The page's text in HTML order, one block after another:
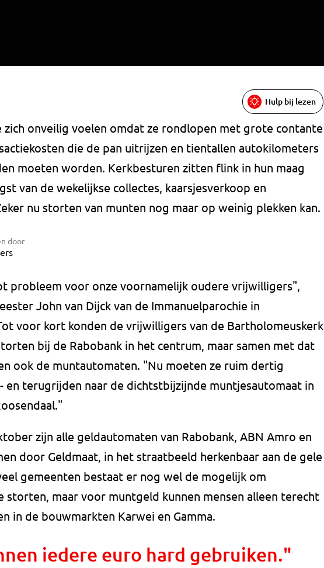
Hulp bij lezen
onveilig voelen omdat ze rondlopen met grote contante
die de pan uitrijzen en tientallen autokilometers
moeten worden. Kerkbesturen zitten flink in hun maag
van de wekelijkse collectes, kaarsjesverkoop en
nu storten van munten nog maar op weinig plekken kan.
door
probleem voor onze voornamelijk oudere vrijwilligers",
John van Dijck van de Immanuelparochie in
voor kort konden de vrijwilligers van de Bartholomeuskerk
bij de Rabobank in het centrum, maar samen met dat
ook de muntautomaten. "Nu moeten ze ruim dertig
en terugrijden naar de dichtstbijzijnde muntjesautomaat in
zijn alle geldautomaten van Rabobank, ABN Amro en
door Geldmaat, in het straatbeeld herkenbaar aan de gele
gemeenten bestaat er nog wel de mogelijk om
storten, maar voor muntgeld kunnen mensen alleen terecht
in de bouwmarkten Karwei en Gamma.
iedere euro hard gebruiken."